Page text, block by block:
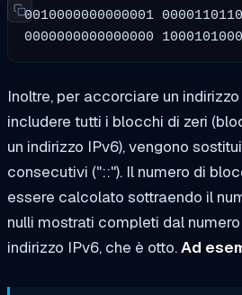
0010000000000001
0000000000000000
Inoltre, per accorciare un
includere tutti i blocchi di zeri
un indirizzo IPv6), vengono
consecutivi ("::"). Il numero di
essere calcolato sottraendo il
nulli mostrati completi dal
indirizzo IPv6, che è otto.Ad